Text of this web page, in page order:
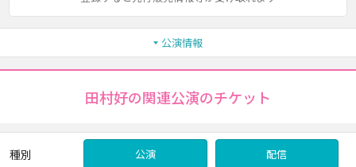
公演情報
田村好の関連公演のチケット
種別 公演 配信